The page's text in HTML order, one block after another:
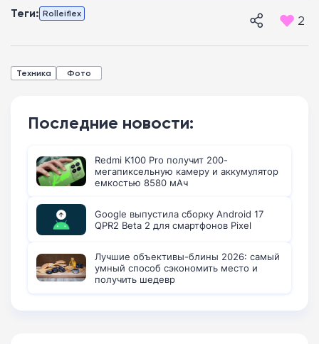
Теги: Rolleiflex 2
Техника Фото
Последние новости:
Redmi K100 Pro получит 200-
мегапиксельную камеру и аккумулятор
емкостью 8580 мАч
Google выпустила сборку Android 17
QPR2 Beta 2 для смартфонов Pixel
Лучшие объективы-блины 2026: самый
умный способ сэкономить место и
получить шедевр